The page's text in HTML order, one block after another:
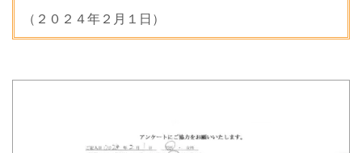
（２０２４年２月 １日）